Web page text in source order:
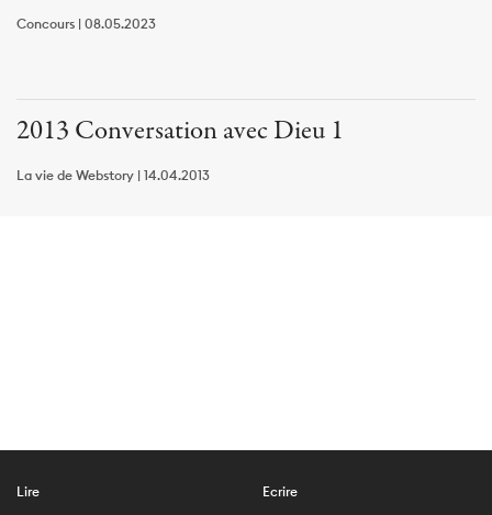
Concours | 08.05.2023
2013 Conversation avec Dieu 1
La vie de Webstory | 14.04.2013
Lire Ecrire